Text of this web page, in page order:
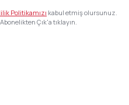
Politikamızı kabul etmiş olursunuz.
Çık'a tıklayın.